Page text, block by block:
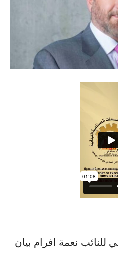
للنائب نعمة افرام بيان